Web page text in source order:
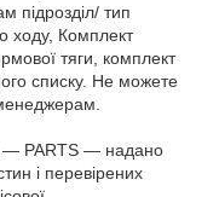
підрозділ/ тип
ходу, Комплект
тяги, комплект
списку. Не можете
— PARTS — надано
і перевірених